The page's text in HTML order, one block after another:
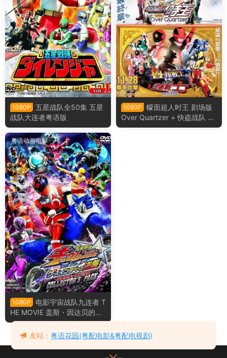
1080P
五星战队全50集 五星
战队大连者粤语版
1080P
幪面超人时王 剧场版
Over Quartzer + 快盗战队 鲁
邦战士 VS 警察战队 巡逻战士
粤语动画电影
1080P
电影宇宙战队九连者 T
HE MOVIE 盖斯・因达贝的逆
袭 宇宙战队九连者 THE MOVI
E Goes Indaver的逆袭粤语版
友站：粤语花园(粤配电影&粤配电视剧)